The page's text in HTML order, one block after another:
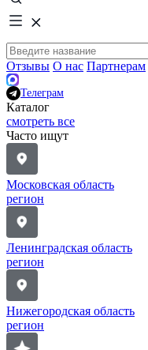
Отзывы О нас Партнерам
Телеграм
Каталог
смотреть все
Часто ищут
Московская область
регион
Ленинградская область
регион
Нижегородская область
регион